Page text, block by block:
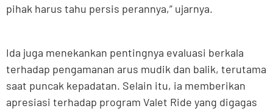
pihak harus tahu persis perannya,” ujarnya.
Ida juga menekankan pentingnya evaluasi berkala
terhadap pengamanan arus mudik dan balik, terutama
saat puncak kepadatan. Selain itu, ia memberikan
apresiasi terhadap program Valet Ride yang digagas